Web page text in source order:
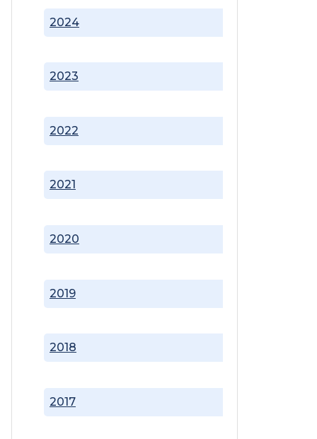
2017
2018
2019
2020
2021
2022
2023
2024